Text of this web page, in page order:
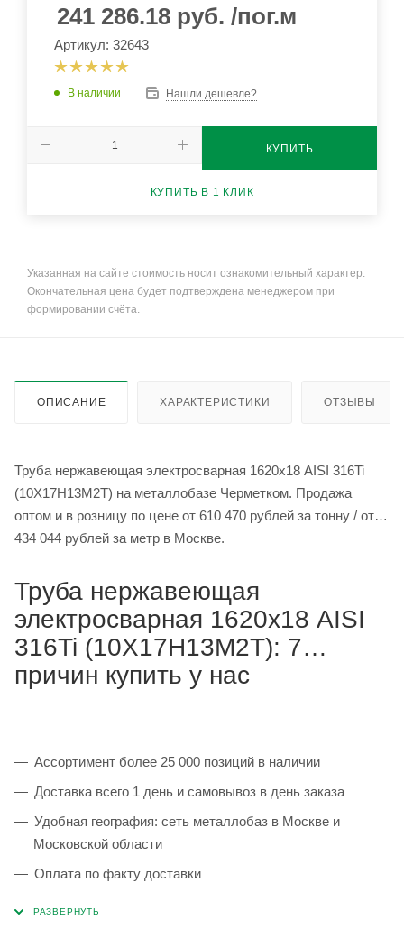
241 286.18 руб. /пог.м
Артикул: 32643
В наличии Нашли дешевле?
КУПИТЬ
КУПИТЬ В 1 КЛИК
Указанная на сайте стоимость носит ознакомительный характер.
Окончательная цена будет подтверждена менеджером при
формировании счёта.
ОПИСАНИЕ ХАРАКТЕРИСТИКИ ОТЗЫВЫ
Труба нержавеющая электросварная 1620х18 AISI 316Ti
(10Х17Н13М2Т) на металлобазе Черметком. Продажа
оптом и в розницу по цене от 610 470 рублей за тонну / от
434 044 рублей за метр в Москве.
Труба нержавеющая
электросварная 1620х18 AISI
316Ti (10Х17Н13М2Т): 7
причин купить у нас
Ассортимент более 25 000 позиций в наличии
Доставка всего 1 день и самовывоз в день заказа
Удобная география: сеть металлобаз в Москве и
Московской области
Оплата по факту доставки